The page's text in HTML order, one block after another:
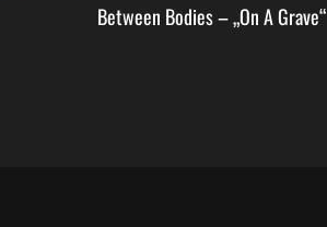
Between Bodies – „On A Grave“